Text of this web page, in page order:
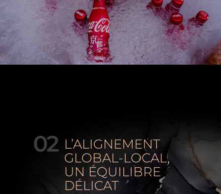
02 L’ALIGNEMENT
GLOBAL-LOCAL,
UN ÉQUILIBRE
DÉLICAT